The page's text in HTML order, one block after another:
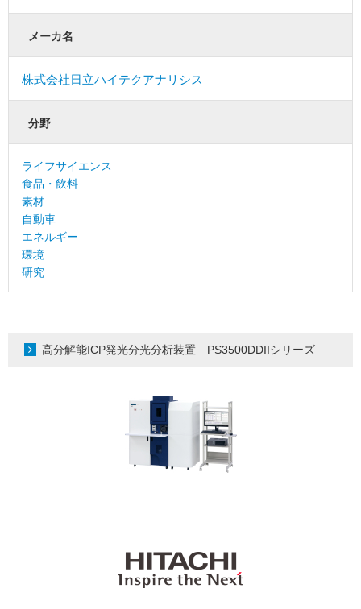
メーカ名
株式会社日立ハイテクアナリシス
分野
ライフサイエンス
食品・飲料
素材
自動車
エネルギー
環境
研究
高分解能ICP発光分光分析装置 PS3500DDIIシリーズ